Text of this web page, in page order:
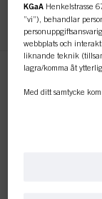
KGaA Henkelstrasse
”vi”), behandlar
webbplats och
liknande teknik
lagra/komma åt
Med ditt samtycke
gemensamma
och liknande